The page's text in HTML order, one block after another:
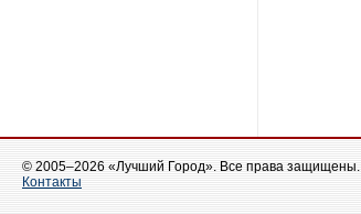
© 2005–2026 «Лучший Город». Все права защищены.
Контакты